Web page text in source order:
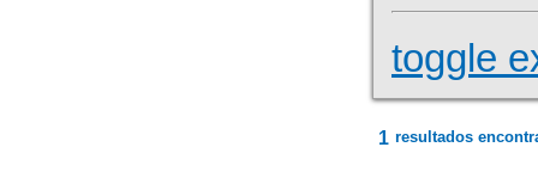
toggle
1 resultados